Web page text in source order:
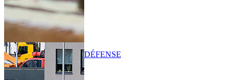
DÉFENSE